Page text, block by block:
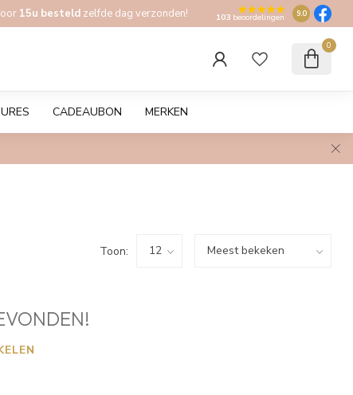
15u besteld zelfde dag verzonden! 103 beoordelingen 9.0
0
CADEAUBON MERKEN
Toon: